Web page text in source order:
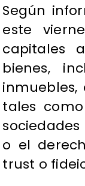
Según
este
capitales
bienes,
inmuebles,
tales
o el
trust o